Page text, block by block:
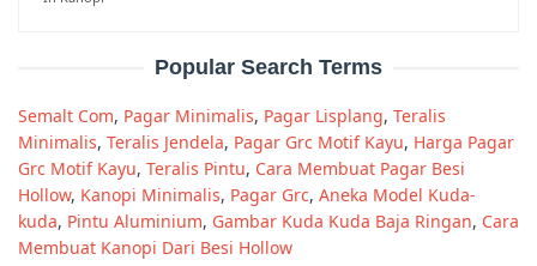
Popular Search Terms
Semalt Com, Pagar Minimalis, Pagar Lisplang, Teralis
Minimalis, Teralis Jendela, Pagar Grc Motif Kayu, Harga Pagar
Grc Motif Kayu, Teralis Pintu, Cara Membuat Pagar Besi
Hollow, Kanopi Minimalis, Pagar Grc, Aneka Model Kuda-
kuda, Pintu Aluminium, Gambar Kuda Kuda Baja Ringan, Cara
Membuat Kanopi Dari Besi Hollow